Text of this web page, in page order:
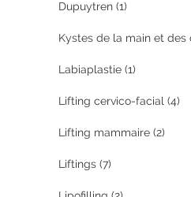
Dupuytren (1)
Kystes de la main et des
Labiaplastie (1)
Lifting cervico-facial (4)
Lifting mammaire (2)
Liftings (7)